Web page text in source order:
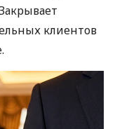
клиентов